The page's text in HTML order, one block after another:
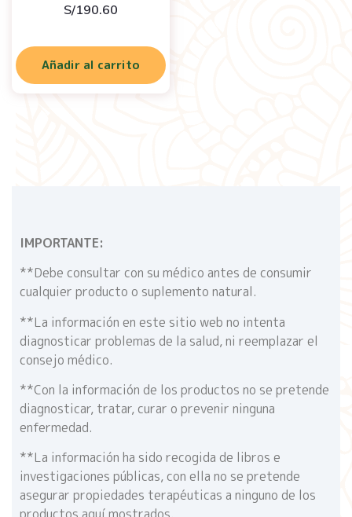
S/190.60
Añadir al carrito
IMPORTANTE:
**Debe consultar con su médico antes de consumir
cualquier producto o suplemento natural.
**La información en este sitio web no intenta
diagnosticar problemas de la salud, ni reemplazar el
consejo médico.
**Con la información de los productos no se pretende
diagnosticar, tratar, curar o prevenir ninguna
enfermedad.
**La información ha sido recogida de libros e
investigaciones públicas, con ella no se pretende
asegurar propiedades terapéuticas a ninguno de los